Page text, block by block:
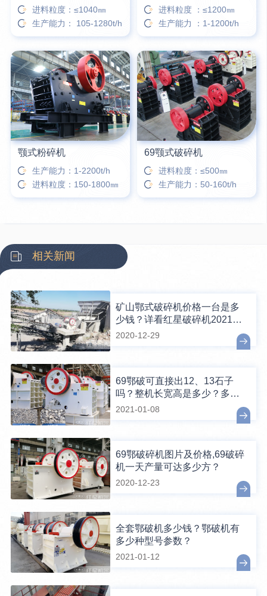
进料粒度：≤1040㎜
生产能力： 105-1280t/h
进料粒度 ：≤1200㎜
生产能力 ：1-1200t/h
颚式粉碎机
生产能力：1-2200t/h
进料粒度：150-1800㎜
69颚式破碎机
进料粒度：≤500㎜
生产能力：50-160t/h
相关新闻
矿山鄂式破碎机价格一台是多
少钱？详看红星破碎机2021新
报价
2020-12-29
69鄂破可直接出12、13石子
吗？整机长宽高是多少？多大
电机？
2021-01-08
69鄂破碎机图片及价格,69破碎
机一天产量可达多少方？
2020-12-23
全套鄂破机多少钱？鄂破机有
多少种型号参数？
2021-01-12